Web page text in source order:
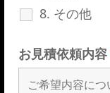
8. その他
お見積依頼内容